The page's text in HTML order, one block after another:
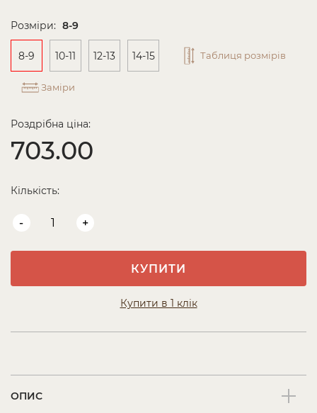
Розміри: 8-9
8-9 10-11 12-13 14-15 Таблиця розмірів
Заміри
Роздрібна ціна:
703.00
Кількість:
- +
КУПИТИ
Купити в 1 клік
ОПИС